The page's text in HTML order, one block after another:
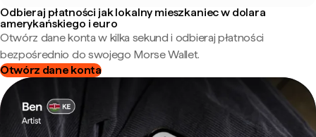
Odbieraj płatności jak lokalny mieszkaniec w dolara
amerykańskiego i euro
Otwórz dane konta w kilka sekund i odbieraj płatności
bezpośrednio do swojego Morse Wallet.
Otwórz dane konta